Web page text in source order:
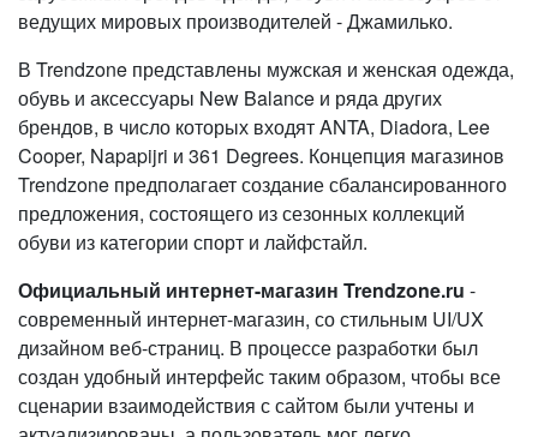
ведущих мировых производителей - Джамилько.
В Trendzone представлены мужская и женская одежда,
обувь и аксессуары New Balance и ряда других
брендов, в число которых входят ANTA, Diadora, Lee
Cooper, Napapijri и 361 Degrees. Концепция магазинов
Trendzone предполагает создание сбалансированного
предложения, состоящего из сезонных коллекций
обуви из категории спорт и лайфстайл.
Официальный интернет-магазин Trendzone.ru -
современный интернет-магазин, со стильным UI/UX
дизайном веб-страниц. В процессе разработки был
создан удобный интерфейс таким образом, чтобы все
сценарии взаимодействия с сайтом были учтены и